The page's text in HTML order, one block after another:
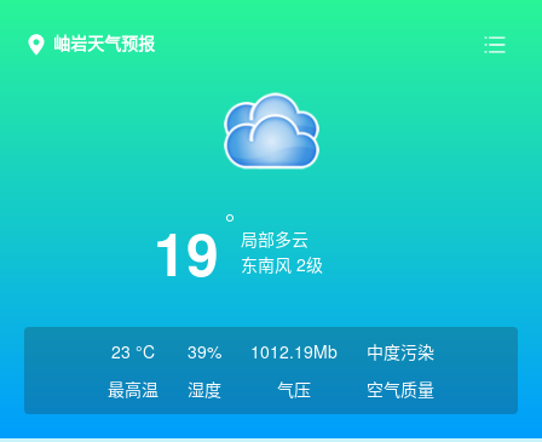
岫岩天气预报
19
局部多云
东南风 2级
23 °C
最高温
39%
湿度
1012.19Mb
气压
中度污染
空气质量